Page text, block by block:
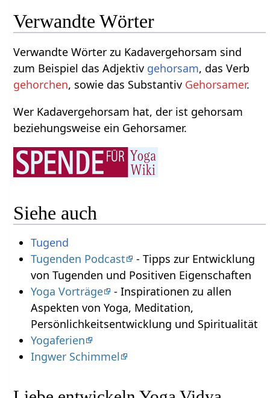
Verwandte Wörter
Verwandte Wörter zu Kadavergehorsam sind
zum Beispiel das Adjektiv gehorsam, das Verb
gehorchen, sowie das Substantiv Gehorsamer.
Wer Kadavergehorsam hat, der ist gehorsam
beziehungsweise ein Gehorsamer.
Siehe auch
Tugend
Tugenden Podcast
- Tipps zur Entwicklung
von Tugenden und Positiven Eigenschaften
Yoga Vorträge
- Inspirationen zu allen
Aspekten von Yoga, Meditation,
Persönlichkeitsentwicklung und Spiritualität
Yogaferien
Ingwer Schimmel